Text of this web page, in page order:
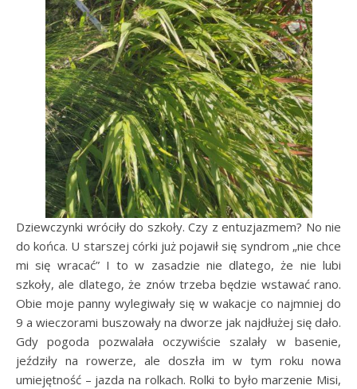
Dziewczynki wróciły do szkoły. Czy z entuzjazmem? No nie
do końca. U starszej córki już pojawił się syndrom „nie chce
mi się wracać” I to w zasadzie nie dlatego, że nie lubi
szkoły, ale dlatego, że znów trzeba będzie wstawać rano.
Obie moje panny wylegiwały się w wakacje co najmniej do
9 a wieczorami buszowały na dworze jak najdłużej się dało.
Gdy pogoda pozwalała oczywiście szalały w basenie,
jeździły na rowerze, ale doszła im w tym roku nowa
umiejętność – jazda na rolkach. Rolki to było marzenie Misi,